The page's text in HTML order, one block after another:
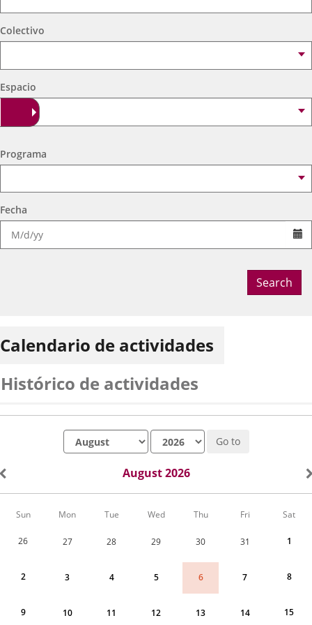
externa.externa.
Colectivo
Espacio
Programa
Fecha
Search
Calendario de actividades
Histórico de actividades
Go to
August 2026
Calendar
Sun Mon Tue Wed Thu Fri Sat
26 27 28 29 30 31 1
2 3 4 5 6 7 8
9 10 11 12 13 14 15